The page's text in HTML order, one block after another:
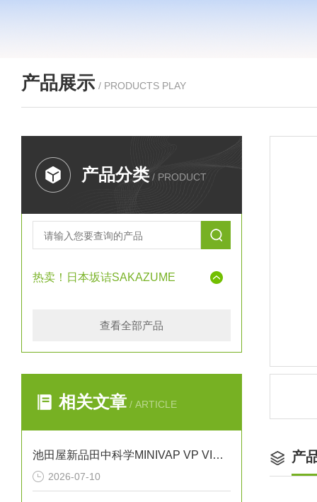
产品展示 / PRODUCTS PLAY
产品分类 / PRODUCT
热卖！日本坂诘SAKAZUME
查看全部产品
相关文章 / ARTICLE
池田屋新品田中科学MINIVAP VP VISION三级膨胀法蒸气压测试仪
2026-07-10
产